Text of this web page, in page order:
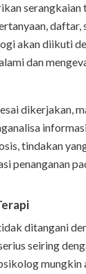
serangkaian
daftar,
akan diikuti
dan
dikerjakan,
tindakan
penanganan
ditangani
seiring
mungkin